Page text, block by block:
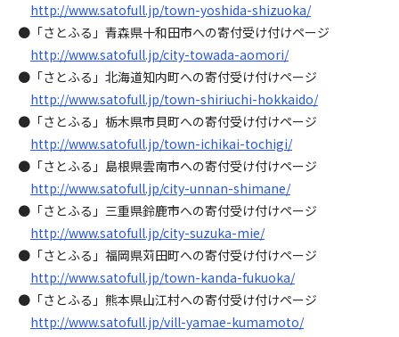
http://www.satofull.jp/town-yoshida-shizuoka/
●「さとふる」青森県十和田市への寄付受け付けページ
http://www.satofull.jp/city-towada-aomori/
●「さとふる」北海道知内町への寄付受け付けページ
http://www.satofull.jp/town-shiriuchi-hokkaido/
●「さとふる」栃木県市貝町への寄付受け付けページ
http://www.satofull.jp/town-ichikai-tochigi/
●「さとふる」島根県雲南市への寄付受け付けページ
http://www.satofull.jp/city-unnan-shimane/
●「さとふる」三重県鈴鹿市への寄付受け付けページ
http://www.satofull.jp/city-suzuka-mie/
●「さとふる」福岡県苅田町への寄付受け付けページ
http://www.satofull.jp/town-kanda-fukuoka/
●「さとふる」熊本県山江村への寄付受け付けページ
http://www.satofull.jp/vill-yamae-kumamoto/